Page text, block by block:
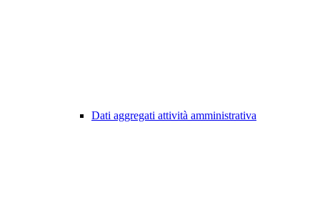
Dati aggregati attività amministrativa